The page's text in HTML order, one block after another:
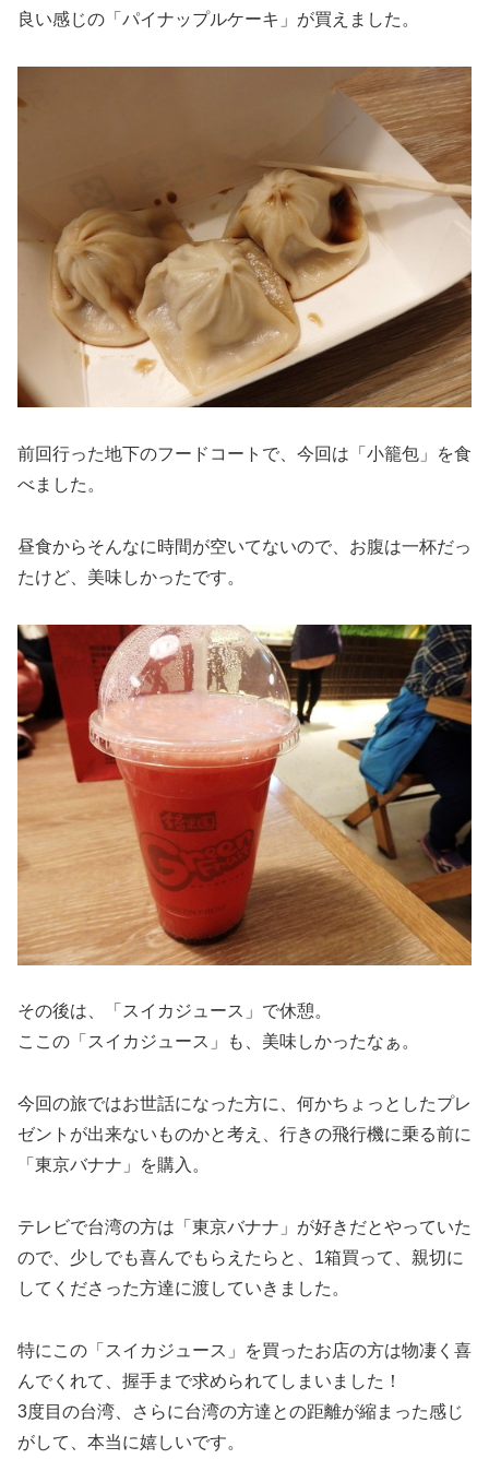
良い感じの「パイナップルケーキ」が買えました。
前回行った地下のフードコートで、今回は「小籠包」を食
べました。
昼食からそんなに時間が空いてないので、お腹は一杯だっ
たけど、美味しかったです。
その後は、「スイカジュース」で休憩。
ここの「スイカジュース」も、美味しかったなぁ。
今回の旅ではお世話になった方に、何かちょっとしたプレ
ゼントが出来ないものかと考え、行きの飛行機に乗る前に
「東京バナナ」を購入。
テレビで台湾の方は「東京バナナ」が好きだとやっていた
ので、少しでも喜んでもらえたらと、1箱買って、親切に
してくださった方達に渡していきました。
特にこの「スイカジュース」を買ったお店の方は物凄く喜
んでくれて、握手まで求められてしまいました！
3度目の台湾、さらに台湾の方達との距離が縮まった感じ
がして、本当に嬉しいです。